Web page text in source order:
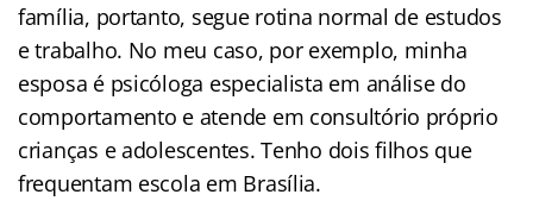
família, portanto, segue rotina normal de estudos
e trabalho. No meu caso, por exemplo, minha
esposa é psicóloga especialista em análise do
comportamento e atende em consultório próprio
crianças e adolescentes. Tenho dois filhos que
frequentam escola em Brasília.